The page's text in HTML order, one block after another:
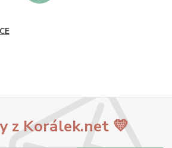
z Korálek.net 💛